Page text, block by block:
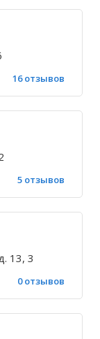
16 отзывов
5 отзывов
13, 3
0 отзывов